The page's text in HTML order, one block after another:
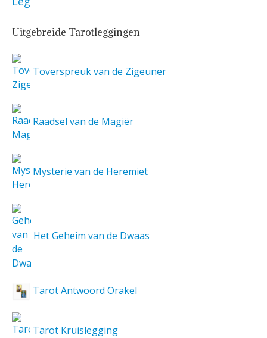
Uitgebreide Tarotleggingen
Toverspreuk van de Zigeuner
Raadsel van de Magiër
Mysterie van de Heremiet
Het Geheim van de Dwaas
Tarot Antwoord Orakel
Tarot Kruislegging